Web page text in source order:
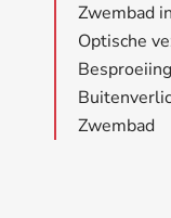
Zwembad
Optische
Besproeiing
Zwembad